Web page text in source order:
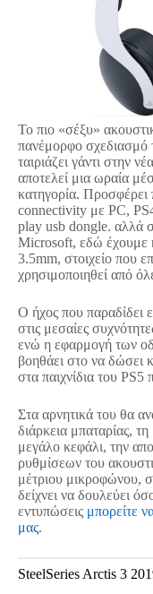
Το πιο «σέξυ»
πανέμορφο σχεδιασμό
ταιριάζει γάντι στην
αποτελεί μια ωραία
κατηγορία.
connectivity με PC,
play usb dongle. αλλά
Microsoft, εδώ έχουμε
3.5mm, στοιχείο που
χρησιμοποιηθεί από
Ο ήχος που παραδίδει
στις μεσαίες
ενώ η εφαρμογή των
βοηθάει στο να δώσει
στα παιχνίδια του PS5
Στα αρνητικά του θα
διάρκεια μπαταρίας,
μεγάλο κεφάλι, την
ρυθμίσεων του
μέτριου μικροφώνου,
δείχνει να δουλεύει
εντυπώσεις μπορείτε
μας.
SteelSeries Arctis 3